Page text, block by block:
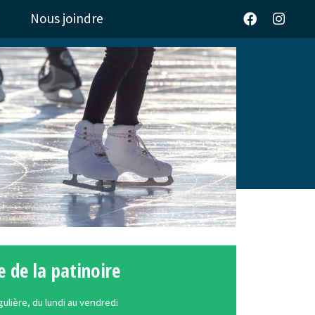
Nous joindre
de la patinoire
du lundi au vendredi